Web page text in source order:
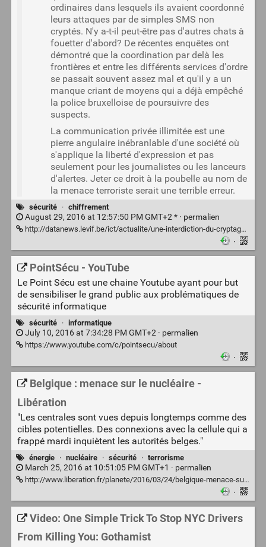
ordinaires dans lesquels ils avaient coordonné
leurs attaques par de simples SMS non
cryptés. N'y a-t-il peut-être pas d'autres chats à
fouetter d'abord? De récentes enquêtes ont
démontré que la coordination par delà les
frontières et entre les différents services d'ordre
se passait souvent assez mal et qu'il y a un
manque criant de moyens qui a déjà empêché
la police bruxelloise de poursuivre des
suspects.
La communication privée illimitée est une
pierre angulaire inébranlable d'une société où
s'applique la liberté d'expression et pas
seulement pour les journalistes ou les lanceurs
d'alertes. Jeter ce droit à la poubelle au nom de
la menace terroriste serait une terrible erreur.
sécurité · chiffrement
August 29, 2016 at 12:57:50 PM GMT+2 * · permalien
http://datanews.levif.be/ict/actualite/une-interdiction-du-cryptage-n-arretera-pas-les-terroristes/article-opinion-544153.html
·
PointSécu - YouTube
Le Point Sécu est une chaine Youtube ayant pour but
de sensibiliser le grand public aux problématiques de
sécurité informatique
sécurité · informatique
July 10, 2016 at 7:34:28 PM GMT+2 · permalien
https://www.youtube.com/c/pointsecu/about
·
Belgique : menace sur le nucléaire -
Libération
"Les centrales sont vues depuis longtemps comme des
cibles potentielles. Des connexions avec la cellule qui a
frappé mardi inquiètent les autorités belges."
énergie · nucléaire · sécurité · terrorisme
March 25, 2016 at 10:51:05 PM GMT+1 · permalien
http://www.liberation.fr/planete/2016/03/24/belgique-menace-sur-le-nucleaire_1441874
·
Video: One Simple Trick To Stop NYC Drivers
From Killing You: Gothamist